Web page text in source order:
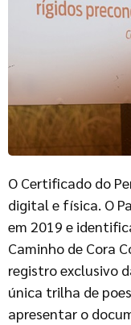
O Certificado do
digital e física. O
em 2019 e
Caminho de Cora
registro exclusivo
única trilha de
apresentar o